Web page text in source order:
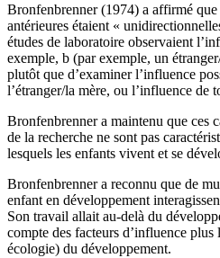
Bronfenbrenner (1974) a affirmé que
antérieures étaient «
études de laboratoire observaient
exemple, b (par exemple, un
plutôt que d’examiner l’influence
l’étranger/la mère, ou l’influence de
Bronfenbrenner a maintenu que ces
de la recherche ne sont pas
lesquels les enfants vivent et se
Bronfenbrenner a reconnu que de
enfant en développement
Son travail allait au-delà du
compte des facteurs d’influence plus
écologie) du développement.